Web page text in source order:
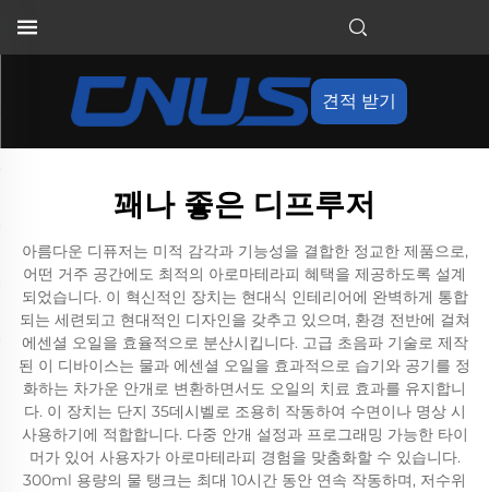
견적 받기
꽤나 좋은 디프루저
아름다운 디퓨저는 미적 감각과 기능성을 결합한 정교한 제품으로,
어떤 거주 공간에도 최적의 아로마테라피 혜택을 제공하도록 설계
되었습니다. 이 혁신적인 장치는 현대식 인테리어에 완벽하게 통합
되는 세련되고 현대적인 디자인을 갖추고 있으며, 환경 전반에 걸쳐
에센셜 오일을 효율적으로 분산시킵니다. 고급 초음파 기술로 제작
된 이 디바이스는 물과 에센셜 오일을 효과적으로 습기와 공기를 정
화하는 차가운 안개로 변환하면서도 오일의 치료 효과를 유지합니
다. 이 장치는 단지 35데시벨로 조용히 작동하여 수면이나 명상 시
사용하기에 적합합니다. 다중 안개 설정과 프로그래밍 가능한 타이
머가 있어 사용자가 아로마테라피 경험을 맞춤화할 수 있습니다.
300ml 용량의 물 탱크는 최대 10시간 동안 연속 작동하며, 저수위